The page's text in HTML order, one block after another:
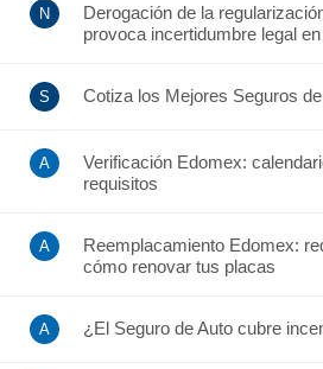
Derogación de la
provoca incertidumbre legal
Cotiza los Mejores Seguros
Verificación Edomex:
requisitos
Reemplacamiento Edomex:
cómo renovar tus placas
¿El Seguro de Auto cubre